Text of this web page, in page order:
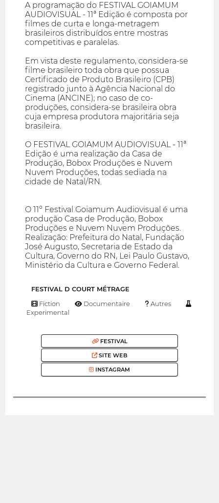
A programação do FESTIVAL GOIAMUM
AUDIOVISUAL - 11ª Edição é composta por
filmes de curta e longa-metragem
brasileiros distribuídos entre mostras
competitivas e paralelas.
Em vista deste regulamento, considera-se
filme brasileiro toda obra que possua
Certificado de Produto Brasileiro (CPB)
registrado junto à Agência Nacional do
Cinema (ANCINE); no caso de co-
produções, considera-se brasileira obra
cuja empresa produtora majoritária seja
brasileira.
O FESTIVAL GOIAMUM AUDIOVISUAL - 11ª
Edição é uma realização da Casa de
Produção, Bobox Produções e Nuvem
Nuvem Produções, todas sediada na
cidade de Natal/RN.
O 11º Festival Goiamum Audiovisual é uma
produção Casa de Produção, Bobox
Produções e Nuvem Nuvem Produções.
Realização: Prefeitura do Natal, Fundação
José Augusto, Secretaria de Estado da
Cultura, Governo do RN, Lei Paulo Gustavo,
Ministério da Cultura e Governo Federal.
FESTIVAL D COURT MÉTRAGE
Fiction Documentaire
Autres
Experimental
FESTIVAL
SITE WEB
INSTAGRAM